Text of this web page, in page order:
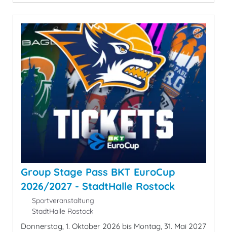
Group Stage Pass BKT EuroCup
2026/2027 - StadtHalle Rostock
Sportveranstaltung
StadtHalle Rostock
Donnerstag, 1. Oktober 2026 bis Montag, 31. Mai 2027